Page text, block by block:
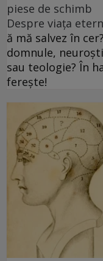
piese de schimb
Despre viața
ă mă salvez în
domnule,
sau teologie? În
ferește!